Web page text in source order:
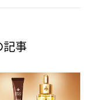
記事